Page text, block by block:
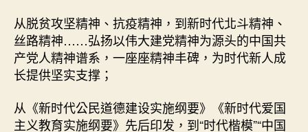
从脱贫攻坚精神、抗疫精神，到新时代北斗精神、
丝路精神……弘扬以伟大建党精神为源头的中国共
产党人精神谱系，一座座精神丰碑，为时代新人成
长提供坚实支撑；
从《新时代公民道德建设实施纲要》《新时代爱国
主义教育实施纲要》先后印发，到“时代楷模”“中国